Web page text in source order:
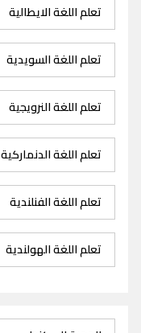
تعلم اللغة الايطالية
تعلم اللغة السويدية
تعلم اللغة النرويجية
تعلم اللغة الدنماركية
تعلم اللغة الفنلندية
تعلم اللغة الهولندية